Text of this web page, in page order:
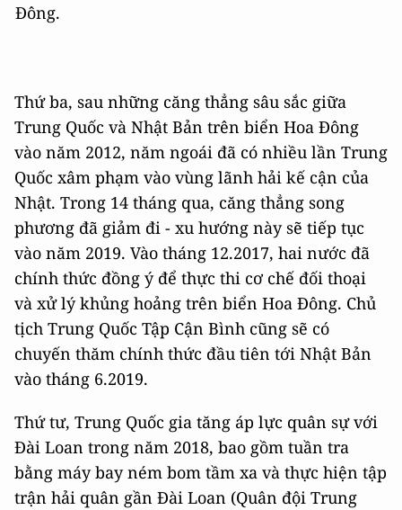
Đông.
Thứ ba, sau những căng thẳng sâu sắc giữa
Trung Quốc và Nhật Bản trên biển Hoa Đông
vào năm 2012, năm ngoái đã có nhiều lần Trung
Quốc xâm phạm vào vùng lãnh hải kế cận của
Nhật. Trong 14 tháng qua, căng thẳng song
phương đã giảm đi - xu hướng này sẽ tiếp tục
vào năm 2019. Vào tháng 12.2017, hai nước đã
chính thức đồng ý để thực thi cơ chế đối thoại
và xử lý khủng hoảng trên biển Hoa Đông. Chủ
tịch Trung Quốc Tập Cận Bình cũng sẽ có
chuyến thăm chính thức đầu tiên tới Nhật Bản
vào tháng 6.2019.
Thứ tư, Trung Quốc gia tăng áp lực quân sự với
Đài Loan trong năm 2018, bao gồm tuần tra
bằng máy bay ném bom tầm xa và thực hiện tập
trận hải quân gần Đài Loan (Quân đội Trung